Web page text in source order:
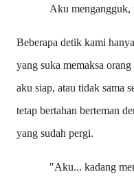
Aku mengangguk,
Beberapa detik kami
yang suka memaksa
aku siap, atau tidak sama
tetap bertahan berteman
yang sudah pergi.
"Aku... kadang